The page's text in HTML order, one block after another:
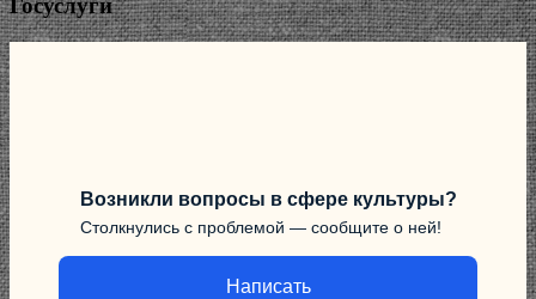
Госуслуги
Возникли вопросы в сфере культуры?
Столкнулись с проблемой — сообщите о ней!
Написать